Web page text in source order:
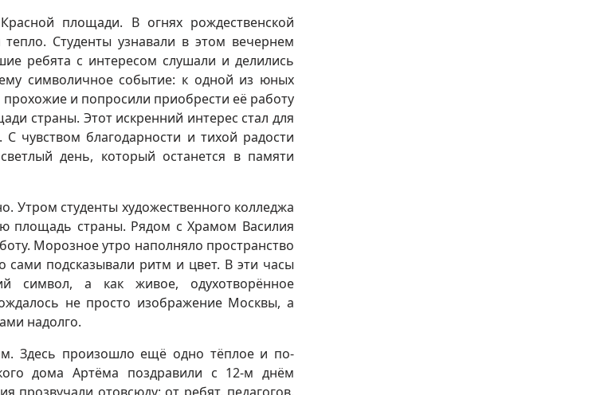
площади. В огнях рождественской
Студенты узнавали в этом вечернем
ребята с интересом слушали и делились
символичное событие: к одной из юных
и попросили приобрести её работу
страны. Этот искренний интерес стал для
чувством благодарности и тихой радости
день, который останется в памяти
Утром студенты художественного колледжа
площадь страны. Рядом с Храмом Василия
Морозное утро наполняло пространство
подсказывали ритм и цвет. В эти часы
символ, а как живое, одухотворённое
не просто изображение Москвы, а
надолго.
Здесь произошло ещё одно тёплое и по-
дома Артёма поздравили с 12-м днём